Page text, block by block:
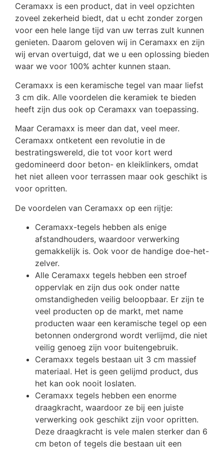
Ceramaxx is een product, dat in veel opzichten
zoveel zekerheid biedt, dat u echt zonder zorgen
voor een hele lange tijd van uw terras zult kunnen
genieten. Daarom geloven wij in Ceramaxx en zijn
wij ervan overtuigd, dat we u een oplossing bieden
waar we voor 100% achter kunnen staan.
Ceramaxx is een keramische tegel van maar liefst
3 cm dik. Alle voordelen die keramiek te bieden
heeft zijn dus ook op Ceramaxx van toepassing.
Maar Ceramaxx is meer dan dat, veel meer.
Ceramaxx ontketent een revolutie in de
bestratingswereld, die tot voor kort werd
gedomineerd door beton- en kleiklinkers, omdat
het niet alleen voor terrassen maar ook geschikt is
voor opritten.
De voordelen van Ceramaxx op een rijtje:
Ceramaxx-tegels hebben als enige
afstandhouders, waardoor verwerking
gemakkelijk is. Ook voor de handige doe-het-
zelver.
Alle Ceramaxx tegels hebben een stroef
oppervlak en zijn dus ook onder natte
omstandigheden veilig beloopbaar. Er zijn te
veel producten op de markt, met name
producten waar een keramische tegel op een
betonnen ondergrond wordt verlijmd, die niet
veilig genoeg zijn voor buitengebruik.
Ceramaxx tegels bestaan uit 3 cm massief
materiaal. Het is geen gelijmd product, dus
het kan ook nooit loslaten.
Ceramaxx tegels hebben een enorme
draagkracht, waardoor ze bij een juiste
verwerking ook geschikt zijn voor opritten.
Deze draagkracht is vele malen sterker dan 6
cm beton of tegels die bestaan uit een